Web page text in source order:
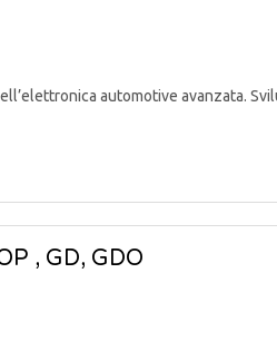
automotive avanzata.
, GD, GDO